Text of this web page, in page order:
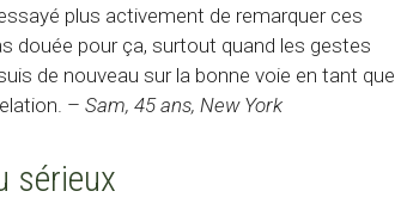
plus activement de remarquer ces
douée pour ça, surtout quand les gestes
de nouveau sur la bonne voie en tant que
– Sam, 45 ans, New York
sérieux